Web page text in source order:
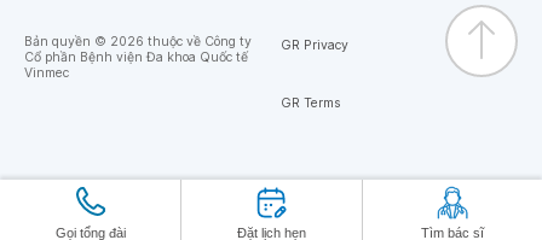
Gọi tổng đài Đặt lịch hẹn Tìm bác sĩ
Bản quyền © 2026 thuộc về Công ty
Cổ phần Bệnh viện Đa khoa Quốc tế
Vinmec
GR Privacy
GR Terms